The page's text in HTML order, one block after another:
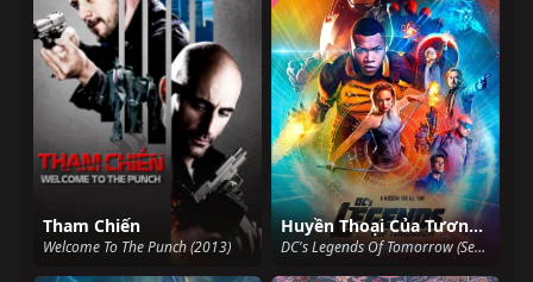
Tham Chiến
Welcome To The Punch (2013)
Huyền Thoại Của Tương Lai (Phần 2)
DC's Legends Of Tomorrow (Season 2) (2016)